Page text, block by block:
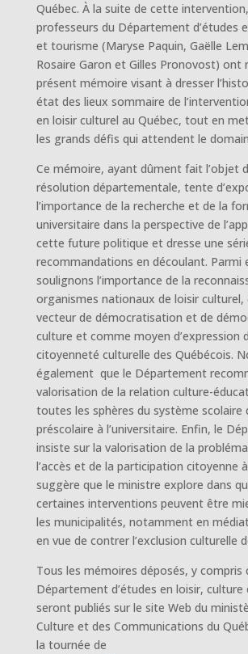
Québec. À la suite de cette
professeurs du Département d’études
et tourisme (Maryse Paquin, Gaëlle
Rosaire Garon et Gilles Pronovost) ont
présent mémoire visant à dresser
état des lieux sommaire de
en loisir culturel au Québec, tout en
les grands défis qui attendent le
Ce mémoire, ayant dûment fait l’objet
résolution départementale, tente
l’importance de la recherche et de la
universitaire dans la perspective de
cette future politique et dresse une
recommandations en découlant. Parmi
soulignons l’importance de la
organismes nationaux de loisir culturel,
vecteur de démocratisation et de
culture et comme moyen d’expression
citoyenneté culturelle des Québécois.
également que le Département
valorisation de la relation culture-
toutes les sphères du système scolaire
préscolaire à l’universitaire. Enfin, le
insiste sur la valorisation de la
l’accès et de la participation citoyenne
suggère que le ministre explore dans
certaines interventions peuvent être
les municipalités, notamment en
en vue de contrer l’exclusion culturelle
Tous les mémoires déposés, y compris
Département d’études en loisir,
seront publiés sur le site Web du
Culture et des Communications du
la tournée de